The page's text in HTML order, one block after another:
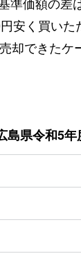
安く買い
却できたケ
島県令和5